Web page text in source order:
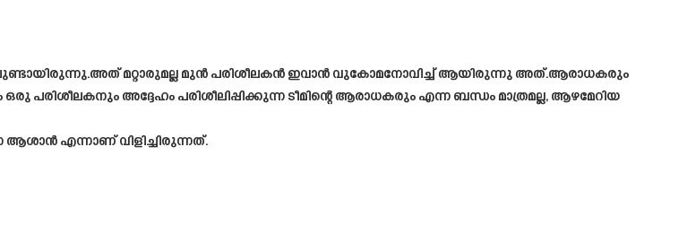
മറ്റാരുമല്ല മുൻ പരിശീലകൻ ഇവാൻ വുകോമനോവിച്ച് ആയിരുന്നു അത്.ആരാധകരും
അദ്ദേഹം പരിശീലിപ്പിക്കുന്ന ടീമിന്റെ ആരാധകരും എന്ന ബന്ധം മാത്രമല്ല, ആഴമേറിയ
എന്നാണ് വിളിച്ചിരുന്നത്.